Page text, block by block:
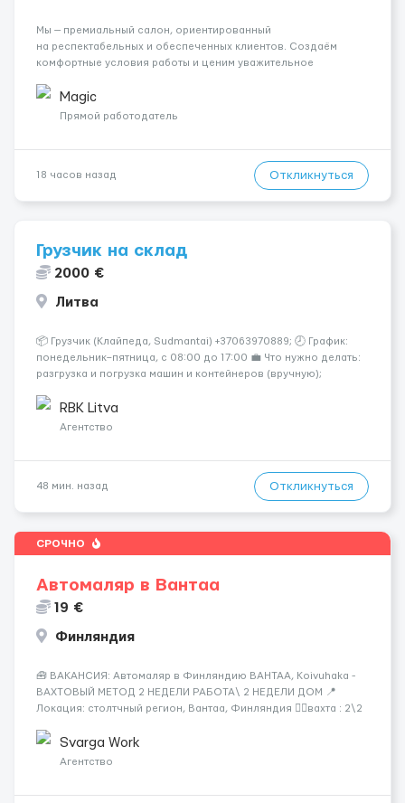
Мы — премиальный салон, ориентированный
на респектабельных и обеспеченных клиентов. Создаём
комфортные условия работы и ценим уважительное
💎 Высокий доход — от 2000 € в неделю и выше 💎 Честная
сис...
Magic
Прямой работодатель
18 часов назад Откликнуться
Грузчик на склад
2000 €
Литва
📦 Грузчик (Клайпеда, Sudmantai) +37063970889; 🕗 График:
понедельник–пятница, с 08:00 до 17:00 💼 Что нужно делать:
разгрузка и погрузка машин и контейнеров (вручную);
выполнение других поручений заведующего складом. ✅
Требования: ...
RBK Litva
Агентство
48 мин. назад Откликнуться
СРОЧНО
Автомаляр в Вантаа
19 €
Финляндия
🧰 ВАКАНСИЯ: Автомаляр в Финляндию ВАНТАА, Koivuhaka -
ВАХТОВЫЙ МЕТОД 2 НЕДЕЛИ РАБОТА\ 2 НЕДЕЛИ ДОМ 📍
Локация: столтчный регион, Вантаа, Финляндия 👌🏻вахта : 2\2
час брутто 🏠 Жильё: предоставляется БЕСПЛАТНО 📞
Контакт: +3725672...
Svarga Work
Агентство